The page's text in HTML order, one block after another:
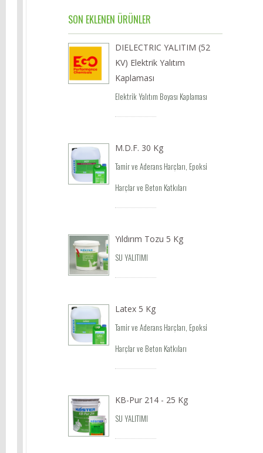
SON EKLENEN ÜRÜNLER
DIELECTRIC YALITIM (52
KV) Elektrik Yalıtım
Kaplaması
Elektrik Yalıtım Boyası Kaplaması
M.D.F. 30 Kg
Tamir ve Aderans Harçları, Epoksi
Harçlar ve Beton Katkıları
Yıldırım Tozu 5 Kg
SU YALITIMI
Latex 5 Kg
Tamir ve Aderans Harçları, Epoksi
Harçlar ve Beton Katkıları
KB-Pur 214 - 25 Kg
SU YALITIMI